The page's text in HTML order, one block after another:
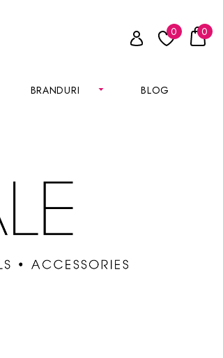
0 0
BRANDURI BLOG